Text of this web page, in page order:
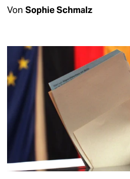
Von Sophie Schmalz